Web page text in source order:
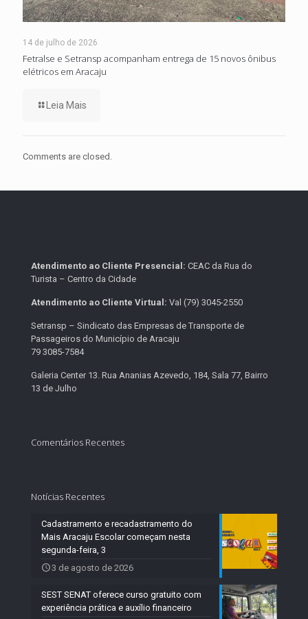
14 de julho de 2026
Fetralse e Setransp acompanham entrega de 15 novos ônibus
elétricos em Aracaju
Leia Mais
Comments are closed.
Atendimento ao Cliente Presencial: CEAC da Rua do
Turista – Centro da Cidade
Atendimento ao Cliente Virtual: Val (79) 3045-2550
Setransp – Sindicato das Empresas de Transporte de
Passageiros do Município de Aracaju
79 3085-7584
Galeria Center 13. Rua Ananias Azevedo, 184, Sala 77, Bairro
13 de Julho
Comentários Recentes
Notícias Recentes
Cadastramento e recadastramento do
Mais Aracaju Escolar começam nesta
segunda-feira, 3
3 de agosto de 2026
SEST SENAT oferece curso gratuito com
experiência prática e auxílio financeiro